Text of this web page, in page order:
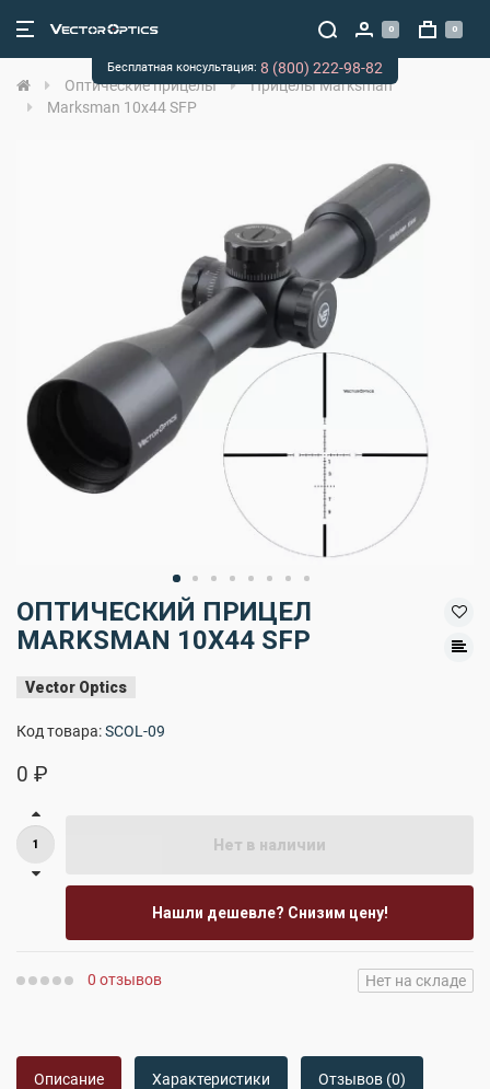
0 0
Оптические прицелы
Прицелы Marksman
Marksman 10x44 SFP
ОПТИЧЕСКИЙ ПРИЦЕЛ
MARKSMAN 10X44 SFP
Vector Optics
Код товара:SCOL-09
0 ₽
Нет в наличии
Нашли дешевле? Снизим цену!
0 отзывов Нет на складе
Описание Характеристики Отзывов (0)
Бесплатная консультация: 8 (800) 222-98-82